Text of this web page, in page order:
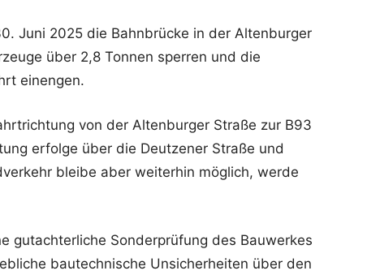
Juni 2025 die Bahnbrücke in der Altenburger
über 2,8 Tonnen sperren und die
einengen.
von der Altenburger Straße zur B93
erfolge über die Deutzener Straße und
bleibe aber weiterhin möglich, werde
gutachterliche Sonderprüfung des Bauwerkes
bautechnische Unsicherheiten über den